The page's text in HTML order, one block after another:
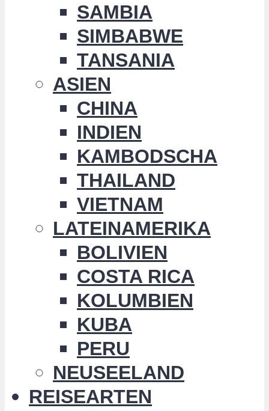
SAMBIA
SIMBABWE
TANSANIA
ASIEN
CHINA
INDIEN
KAMBODSCHA
THAILAND
VIETNAM
LATEINAMERIKA
BOLIVIEN
COSTA RICA
KOLUMBIEN
KUBA
PERU
NEUSEELAND
REISEARTEN